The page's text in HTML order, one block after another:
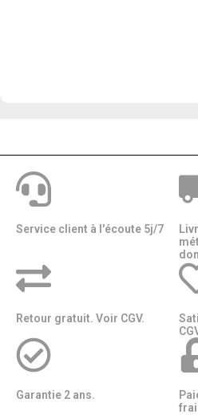
Service client à l'écoute 5j/7
Retour gratuit. Voir CGV.
Garantie 2 ans.